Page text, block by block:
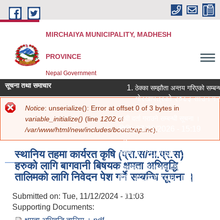
Skip to main content
MIRCHAIYA MUNICIPALITY, MADHESH
PROVINCE
Nepal Government
सूचना तथा समाचार ठेक्का सम्झौता अन्तय गरिएको
गोरखापत्रको २०८३ साउन
सूची दर्ता गराउने सम्बन्धी सूचना ।
मिति:07/22/2026 - 15:19
नविकरण सम्बन्धमा ।
मिति:07/20/2026 - 12:30
सामाजिक सुरक्षा भत्ता परिचय पत्र
मिति:07/20/2026 - 11:18
शिक्षक आवश्‍यकता सम्बन्धी सूचना ।
Error message
Notice: unserialize(): Error at offset 0 of 3 bytes in
variable_initialize() (line 1202 of
/var/www/html/new/includes/bootstrap.inc).
You are here
Home»सूचना तथा जानकारी» स्थानिय तहमा कार्यरत कृषि (प्रा.स/ना.प्र.स) हरुको
लागि बागवानी बिषयक क्षमता अभिवृद्धि तालिमको लागि निवेदन पेश गर्ने सम्बन्धि सूचना ।
स्थानिय तहमा कार्यरत कृषि (प्रा.स/ना.प्र.स)
हरुको लागि बागवानी बिषयक क्षमता अभिवृद्धि
तालिमको लागि निवेदन पेश गर्ने सम्बन्धि सूचना ।
Submitted on: Tue, 11/12/2024 - 11:03
Supporting Documents: